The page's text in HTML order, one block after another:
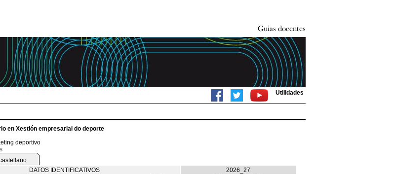
Utilidades
en Xestión empresarial do deporte
deportivo
DATOS IDENTIFICATIVOS
2026_27